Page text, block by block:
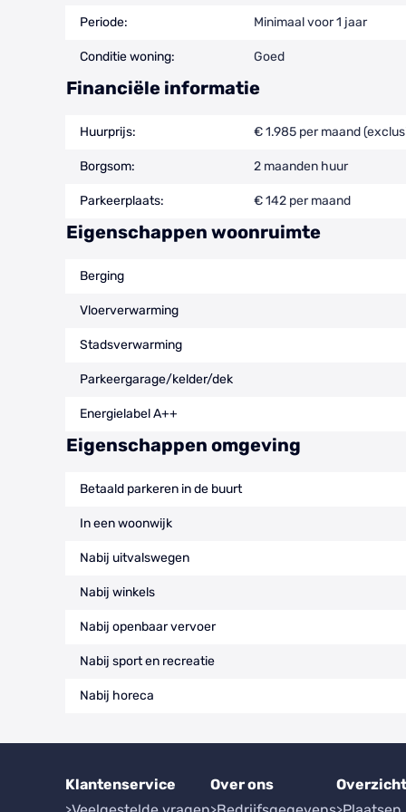
Periode: Minimaal voor 1 jaar
Conditie woning: Goed
Financiële informatie
Huurprijs: € 1.985 per maand
Borgsom: 2 maanden huur
Parkeerplaats: € 142 per maand
Eigenschappen woonruimte
Berging
Vloerverwarming
Stadsverwarming
Parkeergarage/kelder/dek
Energielabel A++
Eigenschappen omgeving
Betaald parkeren in de buurt
In een woonwijk
Nabij uitvalswegen
Nabij winkels
Nabij openbaar vervoer
Nabij sport en recreatie
Nabij horeca
Klantenservice
Over ons